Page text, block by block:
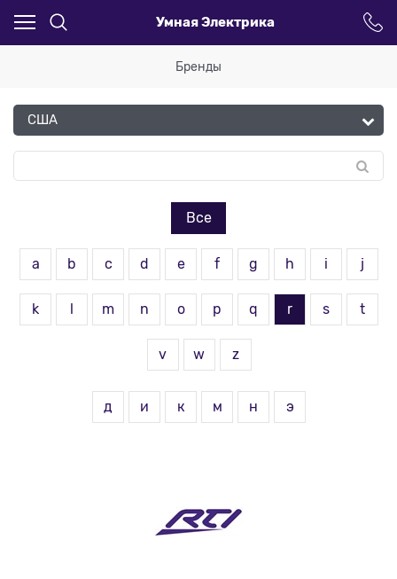
Умная Электрика
Бренды
Все
a b c d e f g h i j
k m n o p q r s t
v w z
д и к м н э